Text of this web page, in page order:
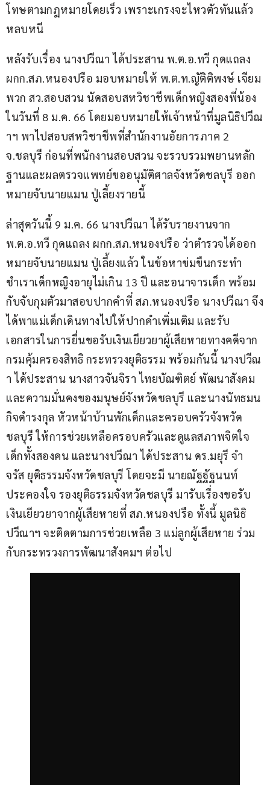
โทษตามกฎหมายโดยเร็ว เพราะเกรงจะไหวตัวทันแล้ว
หลบหนี
หลังรับเรื่อง นางปวีณา ได้ประสาน พ.ต.อ.ทวี กุดแถลง
ผกก.สภ.หนองปรือ มอบหมายให้ พ.ต.ท.ญัติติพงษ์ เจียม
พวก สว.สอบสวน นัดสอบสหวิชาชีพเด็กหญิงสองพี่น้อง
ในวันที่ 8 ม.ค. 66 โดยมอบหมายให้เจ้าหน้าที่มูลนิธิปวีณ
าฯ พาไปสอบสหวิชาชีพที่สำนักงานอัยการภาค 2
จ.ชลบุรี ก่อนที่พนักงานสอบสวน จะรวบรวมพยานหลัก
ฐานและผลตรวจแพทย์ขออนุมัติศาลจังหวัดชลบุรี ออก
หมายจับนายแมน ปู่เลี้ยงรายนี้
ล่าสุดวันนี้ 9 ม.ค. 66 นางปวีณา ได้รับรายงานจาก
พ.ต.อ.ทวี กุดแถลง ผกก.สภ.หนองปรือ ว่าตำรวจได้ออก
หมายจับนายแมน ปู่เลี้ยงแล้ว ในข้อหาข่มขืนกระทำ
ชำเราเด็กหญิงอายุไม่เกิน 13 ปี และอนาจารเด็ก พร้อม
กับจับกุมตัวมาสอบปากคำที่ สภ.หนองปรือ นางปวีณา จึง
ได้พาแม่เด็กเดินทางไปให้ปากคำเพิ่มเติม และรับ
เอกสารในการยื่นขอรับเงินเยียวยาผู้เสียหายทางคดีจาก
กรมคุ้มครองสิทธิ กระทรวงยุติธรรม พร้อมกันนี้ นางปวีณ
า ได้ประสาน นางสาวจันจิรา ไทยบัณฑิตย์ พัฒนาสังคม
และความมั่นคงของมนุษย์จังหวัดชลบุรี และนางนัทธมน
กิจดำรงกุล หัวหน้าบ้านพักเด็กและครอบครัวจังหวัด
ชลบุรี ให้การช่วยเหลือครอบครัวและดูแลสภาพจิตใจ
เด็กทั้งสองคน และนางปวีณา ได้ประสาน ดร.มยุรี จำ
จรัส ยุติธรรมจังหวัดชลบุรี โดยจะมี นายณัฐฐัฐนนท์
ประคองใจ รองยุติธรรมจังหวัดชลบุรี มารับเรื่องขอรับ
เงินเยียวยาจากผู้เสียหายที่ สภ.หนองปรือ ทั้งนี้ มูลนิธิ
ปวีณาฯ จะติดตามการช่วยเหลือ 3 แม่ลูกผู้เสียหาย ร่วม
กับกระทรวงการพัฒนาสังคมฯ ต่อไป